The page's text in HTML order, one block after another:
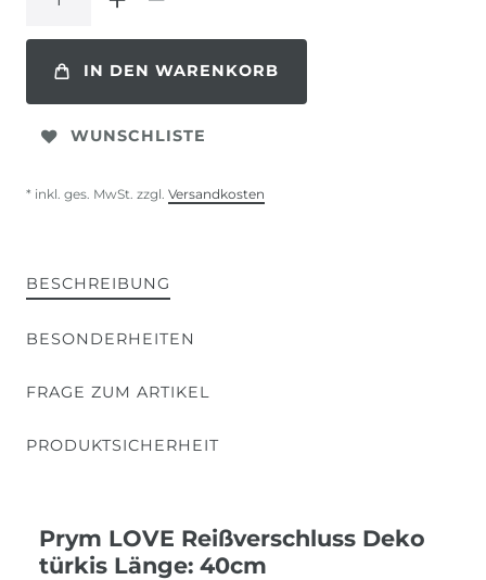
IN DEN WARENKORB
WUNSCHLISTE
* inkl. ges. MwSt. zzgl. Versandkosten
BESCHREIBUNG
BESONDERHEITEN
FRAGE ZUM ARTIKEL
PRODUKTSICHERHEIT
Prym LOVE Reißverschluss Deko
türkis Länge: 40cm